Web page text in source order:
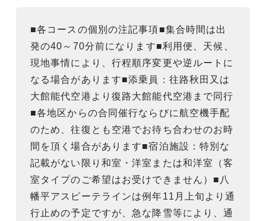
■各コースの個別の注記事項■集合時間は出
発の40～70分前になります■利用便、天候、
現地事情により、行程順序変更や逆ルートに
なる場合があります■添乗員：往路秋田又は
大館能代空港より復路大館能代空港まで同行
■各地区からの合同催行ならびに航空機手配
のため、往復とも空港でお待ち合わせのお時
間を頂く場合があります■宿泊施設：特別な
記載がない限り和室・洋室または和洋室（客
室タイプのご希望はお受けできません）■八
幡平アスピーテラインは例年11月上旬より通
行止めの予定ですが、急な降雪等により、通